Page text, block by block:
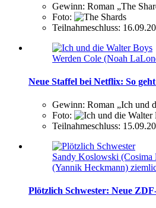
Gewinn: Roman „The
Foto:
Teilnahmeschluss:
Werden Cole (Noah
Neue Staffel bei Netflix: So
Gewinn: Roman „Ich und
Foto:
Teilnahmeschluss:
Sandy Koslowski (Cosima
(Yannik Heckmann)
Plötzlich Schwester: Neue